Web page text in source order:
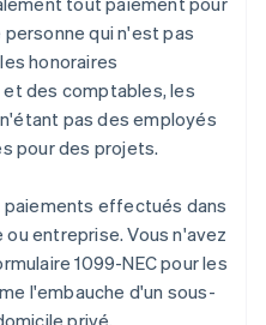
qui n'est pas
honoraires
des comptables, les
pas des employés
pour des projets.
paiements effectués dans
entreprise. Vous n'avez
1099-NEC pour les
l'embauche d'un sous-